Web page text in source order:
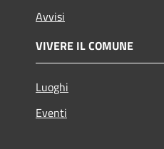
Avvisi
VIVERE IL COMUNE
Luoghi
Eventi